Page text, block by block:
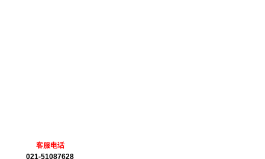
客服电话
021-51087628